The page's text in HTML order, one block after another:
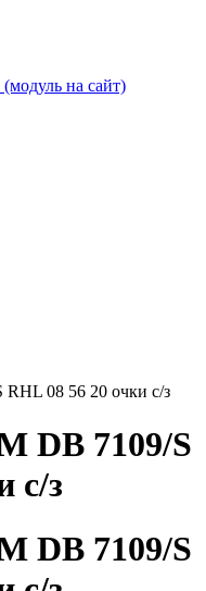
на сайт)
08 56 20 очки с/з
DB 7109/S
с/з
DB 7109/S